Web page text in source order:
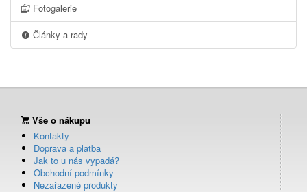
Fotogalerie
Články a rady
Vše o nákupu
Kontakty
Doprava a platba
Jak to u nás vypadá?
Obchodní podmínky
Nezařazené produkty